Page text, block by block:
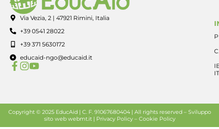
Via Vezia, 2 | 47921 Rimini, Italia
+39 0541 28022
+39 371 5630172
educaid-ngo@educaid.it
Copyright © 2025 EducAid | C. F. 91067680404 | All rights reserved – Sviluppo
sito webwebmt.it | Privacy Policy– Cookie Policy